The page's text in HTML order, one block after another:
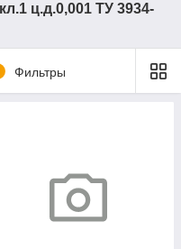
ц.д.0,001 ТУ 3934-
Фильтры